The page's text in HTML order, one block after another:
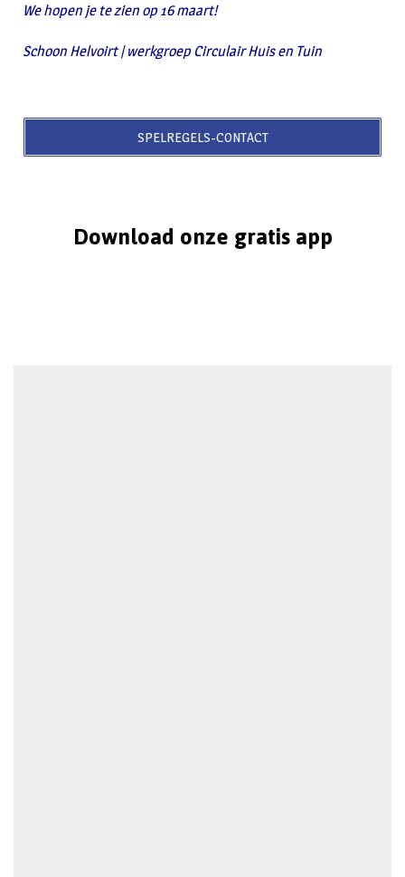
We hopen je te zien op 16 maart!
Schoon Helvoirt | werkgroep Circulair Huis en Tuin
SPELREGELS-CONTACT
Download onze gratis app